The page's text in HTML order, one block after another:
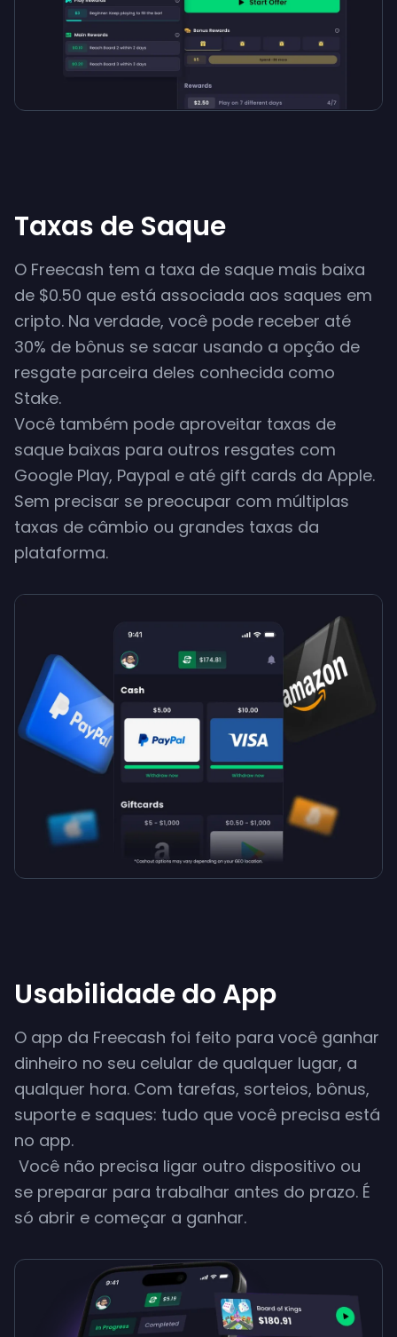
Taxas de Saque
O Freecash tem a taxa de saque mais baixa
de $0.50 que está associada aos saques em
cripto. Na verdade, você pode receber até
30% de bônus se sacar usando a opção de
resgate parceira deles conhecida como
Stake.
Você também pode aproveitar taxas de
saque baixas para outros resgates com
Google Play, Paypal e até gift cards da Apple.
Sem precisar se preocupar com múltiplas
taxas de câmbio ou grandes taxas da
plataforma.
Usabilidade do App
O app da Freecash foi feito para você ganhar
dinheiro no seu celular de qualquer lugar, a
qualquer hora. Com tarefas, sorteios, bônus,
suporte e saques: tudo que você precisa está
no app.
Você não precisa ligar outro dispositivo ou
se preparar para trabalhar antes do prazo. É
só abrir e começar a ganhar.